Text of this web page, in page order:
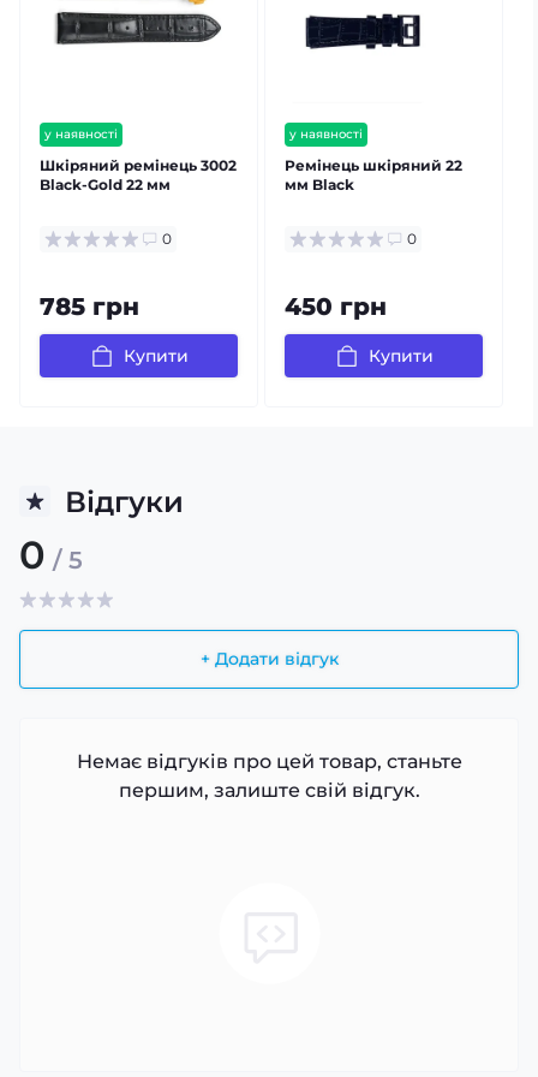
у наявності
Шкіряний ремінець 3002
Black-Gold 22 мм
0
785 грн
Купити
у наявності
Ремінець шкіряний 22
мм Black
0
450 грн
Купити
Відгуки
0 / 5
+ Додати відгук
Немає відгуків про цей товар, станьте
першим, залиште свій відгук.